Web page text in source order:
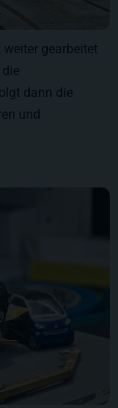
gearbeitet
dann die
und